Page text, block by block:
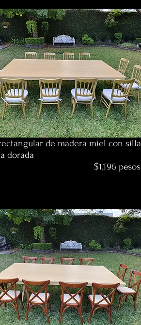
de madera miel con silla
dorada
pesos